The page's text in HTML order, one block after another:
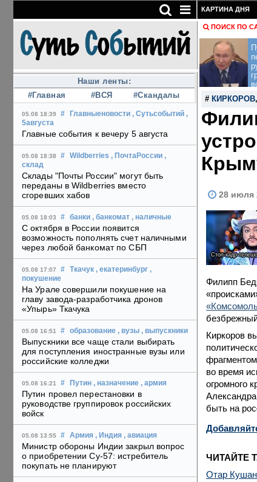
Наши ленты:
#Главная
#ВСЯ #Скандалы
05.08 18:39 # Главныеновости , Сутьсобытий ,
5августа
Главные события к вечеру 5 августа
05.08 18:38 # Wildberries , ПочтаРоссии ,
склад
Склады "Почты России" могут быть
переданы в Wildberries вместо
сгоревших хабов
05.08 18:03 # банки , банкомат , наличные
С октября в России появится
возможность пополнять счет наличными
через любой банкомат по СБП
05.08 17:07 # Ткачук , екатеринбург ,
покушение
На Урале совершили покушение на
главу завода-разработчика дронов
«Упырь» Ткачука
05.08 16:51 # образование , вузы , выпускники
Выпускники все чаще стали выбирать
для поступления иностранные вузы или
российские колледжи
05.08 16:21 # Путин , назначение , армия
Путин провел перестановки в
руководстве группировок российских
войск
05.08 13:55 # Армия , Индия , авиация
Министр обороны Индии закрыл вопрос
о приобретении Су-57: истребитель
покупать не планируют
КАРТИНА ДНЯ
ПОИСК ПО
# КИРКОРОВ
28 июля
Стоп-кадр
Филипп
Киркоров
во время
огромного
быть на
ЧИТАЙТЕ
Отар